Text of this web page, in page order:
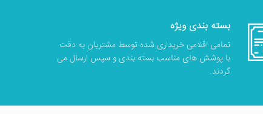
بسته بندی ویژه
تمامی اقلامی خریداری شده توسط مشتریان به دقت
با پوشش های مناسب بسته بندی و سپس ارسال می
گردند.